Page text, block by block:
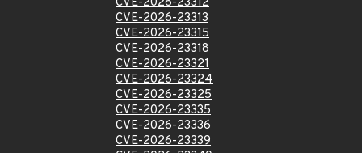
CVE-2026-23313
CVE-2026-23315
CVE-2026-23318
CVE-2026-23321
CVE-2026-23324
CVE-2026-23325
CVE-2026-23335
CVE-2026-23336
CVE-2026-23339